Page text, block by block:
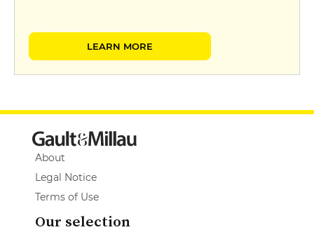
LEARN MORE
About
Legal Notice
Terms of Use
Our selection